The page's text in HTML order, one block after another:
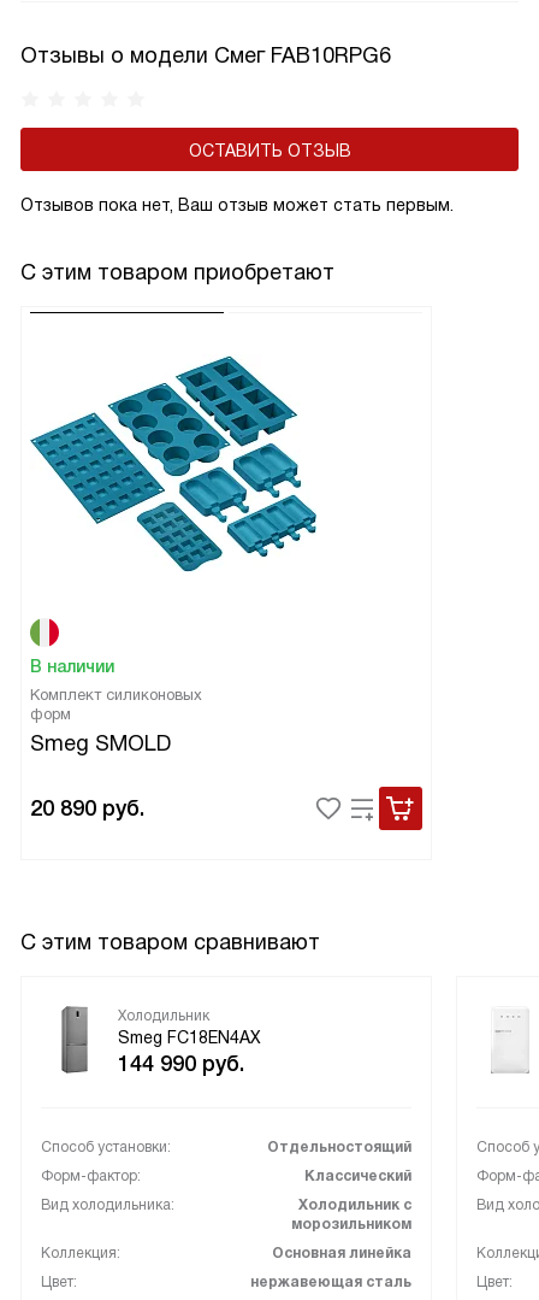
Отзывы о модели Смег FAB10RPG6
ОСТАВИТЬ ОТЗЫВ
Отзывов пока нет, Ваш отзыв может стать первым.
С этим товаром приобретают
В наличии
Комплект силиконовых
форм
Smeg SMOLD
20 890 руб.
С этим товаром сравнивают
Холодильник
Smeg FC18EN4AX
144 990 руб.
Способ установки:
Отдельностоящий
Форм-фактор:
Классический
Вид холодильника:
Холодильник с
морозильником
Коллекция:
Основная линейка
Цвет:
нержавеющая сталь
Способ
Форм-
Вид
Цвет: